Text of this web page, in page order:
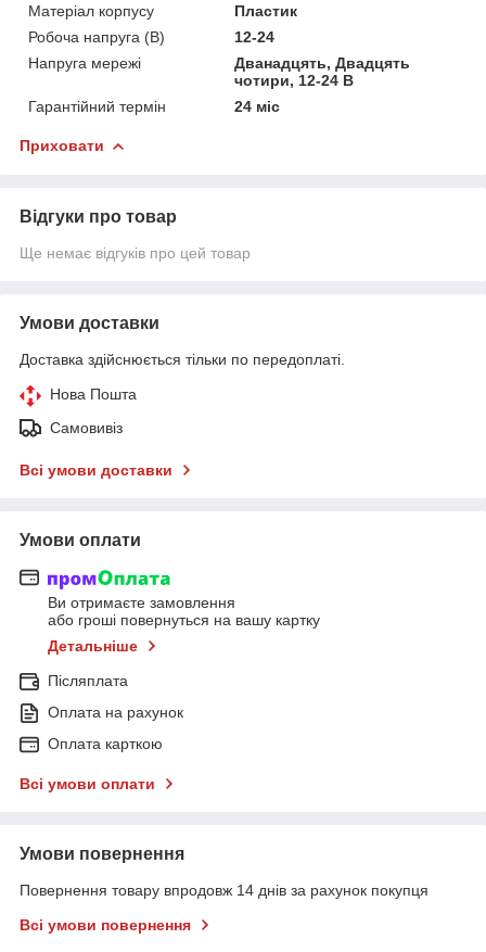
Матеріал корпусу
Пластик
Робоча напруга (В)
12-24
Напруга мережі
Дванадцять, Двадцять
чотири, 12-24 В
Гарантійний термін
24 міс
Приховати
Відгуки про товар
Ще немає відгуків про цей товар
Умови доставки
Доставка здійснюється тільки по передоплаті.
Нова Пошта
Самовивіз
Всі умови доставки
Умови оплати
Ви отримаєте замовлення
або гроші повернуться на вашу картку
Детальніше
Післяплата
Оплата на рахунок
Оплата карткою
Всі умови оплати
Умови повернення
Повернення товару впродовж 14 днів за рахунок покупця
Всі умови повернення